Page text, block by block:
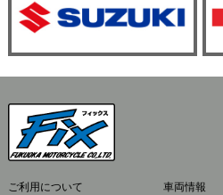
ご利用について
車両情報